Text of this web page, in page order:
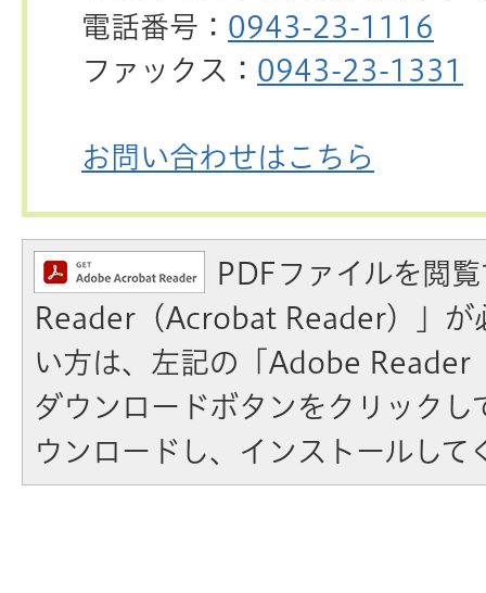
電話番号： 0943-23-1116
ファックス： 0943-23-1331
お問い合わせはこちら
PDFファイルを閲
Reader（Acrobat Reader）」が
い方は、左記の「Adobe
ダウンロードボタンをクリックし
ウンロードし、インストールして